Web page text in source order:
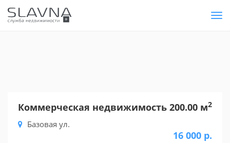
Коммерческая недвижимость 200.00 м2
Базовая ул.
16 000 р.